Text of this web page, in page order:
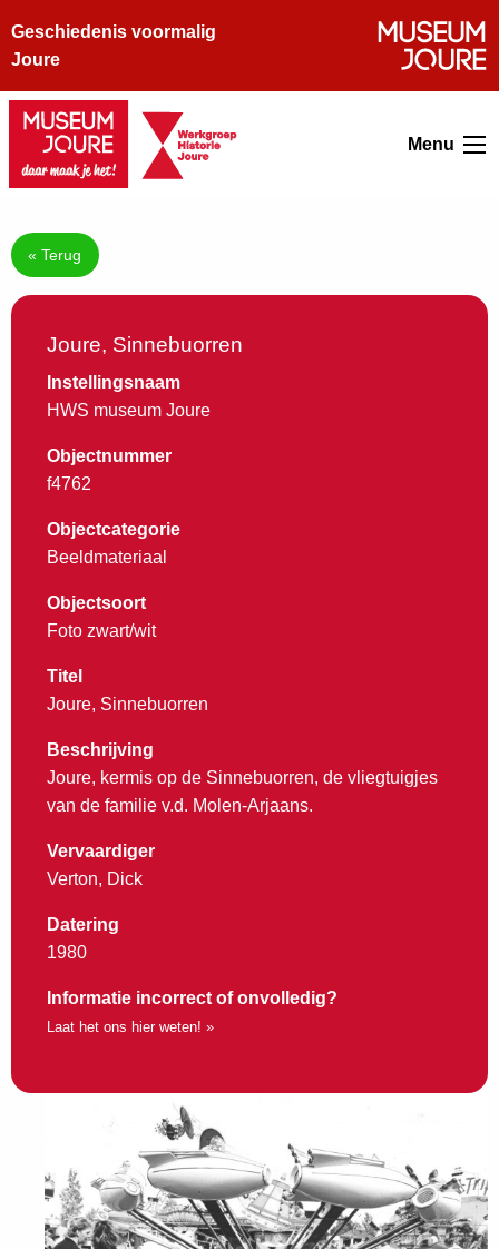
Geschiedenis voormalig
Joure
Menu
« Terug
Joure, Sinnebuorren
Instellingsnaam
HWS museum Joure
Objectnummer
f4762
Objectcategorie
Beeldmateriaal
Objectsoort
Foto zwart/wit
Titel
Joure, Sinnebuorren
Beschrijving
Joure, kermis op de Sinnebuorren, de vliegtuigjes
van de familie v.d. Molen-Arjaans.
Vervaardiger
Verton, Dick
Datering
1980
Informatie incorrect of onvolledig?
Laat het ons hier weten! »